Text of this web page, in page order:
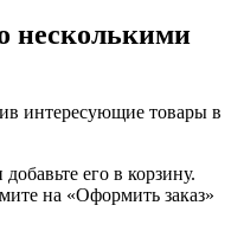
несколькими
интересующие товары в
его в корзину.
на «Оформить заказ»